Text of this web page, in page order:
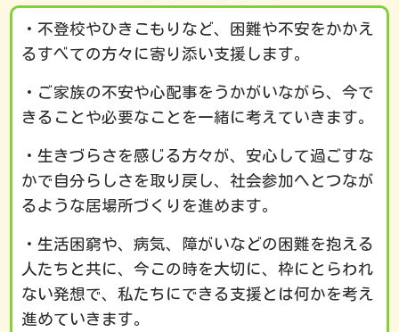
・不登校やひきこもりなど、困難や不安をかかえ
るすべての方々に寄り添い支援します。
・ご家族の不安や心配事をうかがいながら、今で
きることや必要なことを一緒に考えていきます。
・生きづらさを感じる方々が、安心して過ごすな
かで自分らしさを取り戻し、社会参加へとつなが
るような居場所づくりを進めます。
・生活困窮や、病気、障がいなどの困難を抱える
人たちと共に、今この時を大切に、枠にとらわれ
ない発想で、私たちにできる支援とは何かを考え
進めていきます。
12:00 AM
1:00 AM
2:00 AM
3:00 AM